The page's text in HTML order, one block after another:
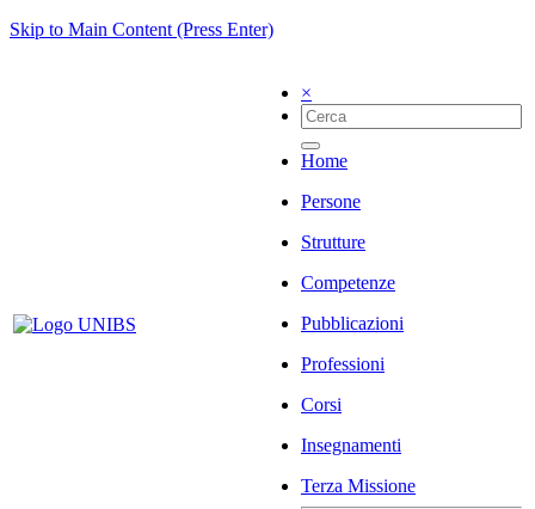
Skip to Main Content (Press Enter)
×
Home
Persone
Strutture
Competenze
Pubblicazioni
Professioni
Corsi
Insegnamenti
Terza Missione